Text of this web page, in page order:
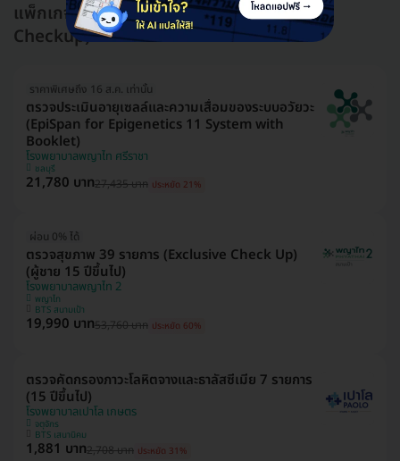
แพ็กเกจอื่นใน โปรแกรมตรวจสุขภาพ (Health
Checkup)
ราคาพิเศษถึง 16 ส.ค. เท่านั้น
ตรวจประเมินอายุเซลล์และความเสื่อมของระบบอวัยวะ
(EpiSpan for Epigenetics 11 System with
Booklet)
โรงพยาบาลพญาไท ศรีราชา
ชลบุรี
21,780 บาท27,435 บาท ประหยัด 21%
ผ่อน 0% ได้
ตรวจสุขภาพ 39 รายการ (Exclusive Check Up)
(ผู้ชาย 15 ปีขึ้นไป)
โรงพยาบาลพญาไท 2
พญาไท
BTS สนามเป้า
19,990 บาท53,760 บาท ประหยัด 60%
ตรวจคัดกรองภาวะโลหิตจางและธาลัสซีเมีย 7 รายการ
(15 ปีขึ้นไป)
โรงพยาบาลเปาโล เกษตร
จตุจักร
BTS เสนานิคม
1,881 บาท2,708 บาท ประหยัด 31%